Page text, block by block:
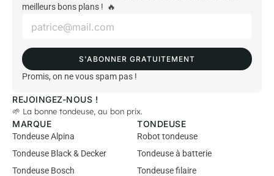
meilleurs bons plans ! 🔥
i
l
*
S'ABONNER GRATUITEMENT
Promis, on ne vous spam pas !
REJOINGEZ-NOUS !
🌱 La bonne tondeuse, au bon prix.
MARQUE
Tondeuse Alpina
Tondeuse Black & Decker
Tondeuse Bosch
TONDEUSE
Robot tondeuse
Tondeuse à batterie
Tondeuse filaire